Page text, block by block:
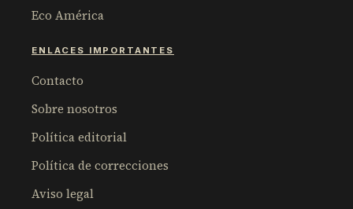
Eco América
ENLACES IMPORTANTES
Contacto
Sobre nosotros
Política editorial
Política de correcciones
Aviso legal